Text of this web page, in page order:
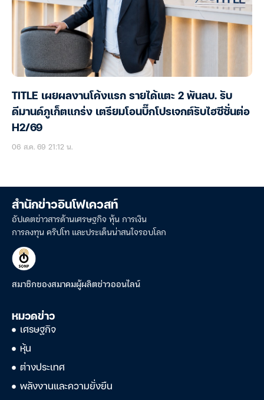
TITLE เผยผลงานโค้งแรก รายได้แตะ 2 พันลบ. รับ
ดีมานด์ภูเก็ตแกร่ง เตรียมโอนบิ๊กโปรเจกต์รับไฮซีซั่นต่อ
H2/69
06 ส.ค. 69 21:12 น.
สำนักข่าวอินโฟเควสท์
อัปเดตข่าวสารด้านเศรษฐกิจ หุ้น การเงิน
การลงทุน คริปโท และประเด็นน่าสนใจรอบโลก
สมาชิกของสมาคมผู้ผลิตข่าวออนไลน์
หมวดข่าว
เศรษฐกิจ
หุ้น
ต่างประเทศ
พลังงานและความยั่งยืน